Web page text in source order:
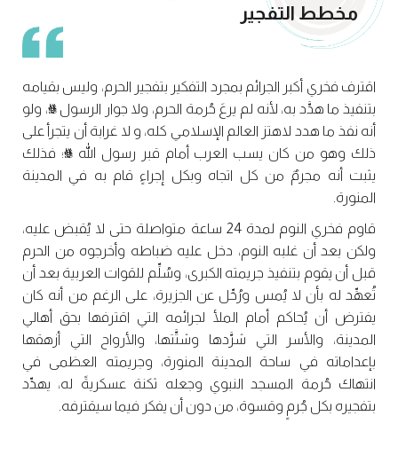
مخطط التفجير
اقترف فخري أكبر الجرائم بمجرد التفكير بتفجير الحرم، وليس بقيامه
بتنفيذ ما هدَّد به، لأنه لم يرعَ حُرمة الحرم، ولا جوار الرسول ﷺ، ولو
أنه نفذ ما هدد لاهتز العالم الإسلامي كله، و لا غرابة أن يتجرأ على
ذلك وهو من كان يسب العرب أمام قبر رسول الله ﷺ؛ فذلك
يثبت أنه مجرمٌ من كل اتجاه وبكل إجراءٍ قام به في المدينة
المنورة.
قاوم فخري النوم لمدة 24 ساعة متواصلة حتى لا يُقبض عليه،
ولكن بعد أن غلبه النوم، دخل عليه ضباطه وأخرجوه من الحرم
قبل أن يقوم بتنفيذ جريمته الكبرى، وسُلِّم للقوات العربية بعد أن
تُعهِّد له بأن لا يُمس ورُحِّل عن الجزيرة، على الرغم من أنه كان
يفترض أن يُحاكم أمام الملأ لجرائمه التي اقترفها بحق أهالي
المدينة، والأسر التي شرَّدها وشتَّتها، والأرواح التي أزهقها
بإعداماته في ساحة المدينة المنورة، وجريمته العظمى في
انتهاك حُرمة المسجد النبوي وجعله ثكنة عسكريةً له، يهدِّد
بتفجيره بكل جُرمٍ وقسوة، من دون أن يفكر فيما سيقترفه.